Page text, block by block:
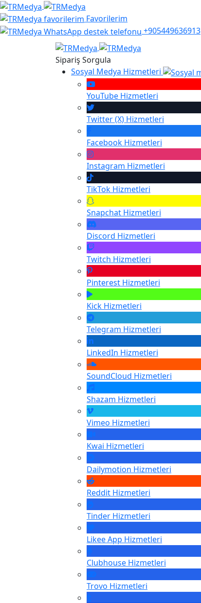
Favorilerim
+905449636913
Sipariş Sorgula
Sosyal Medya Hizmetleri
YouTube Hizmetleri
Twitter (X) Hizmetleri
Facebook Hizmetleri
Instagram Hizmetleri
TikTok Hizmetleri
Snapchat Hizmetleri
Discord Hizmetleri
Twitch Hizmetleri
Pinterest Hizmetleri
Kick Hizmetleri
Telegram Hizmetleri
LinkedIn Hizmetleri
SoundCloud Hizmetleri
Shazam Hizmetleri
Vimeo Hizmetleri
Kwai Hizmetleri
Dailymotion Hizmetleri
Reddit Hizmetleri
Tinder Hizmetleri
Likee App Hizmetleri
Clubhouse Hizmetleri
Trovo Hizmetleri